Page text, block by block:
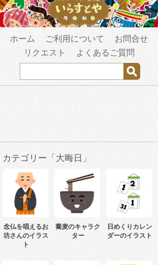
ホーム ご利用について
お問合せ
リクエスト
よくあるご質問
カテゴリー「大晦日」
念仏を唱えるお
坊さんのイラス
ト
蕎麦のキャラク
ター
日めくりカレン
ダーのイラスト